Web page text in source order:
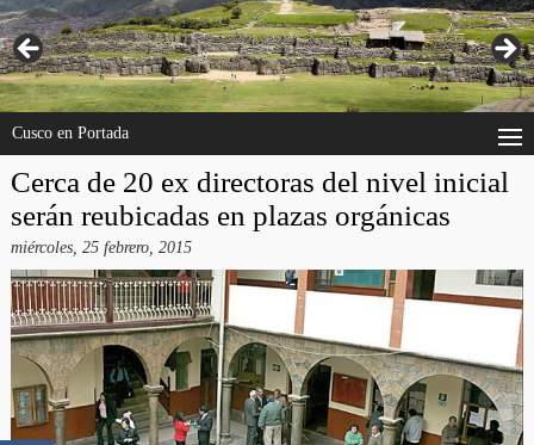
Cusco en Portada
Cerca de 20 ex directoras del nivel inicial
serán reubicadas en plazas orgánicas
miércoles, 25 febrero, 2015